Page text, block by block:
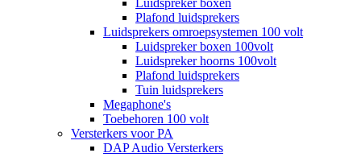
Luidspreker boxen
Plafond luidsprekers
Luidsprekers omroepsystemen 100 volt
Luidspreker boxen 100volt
Luidspreker hoorns 100volt
Plafond luidsprekers
Tuin luidsprekers
Megaphone's
Toebehoren 100 volt
Versterkers voor PA
DAP Audio Versterkers